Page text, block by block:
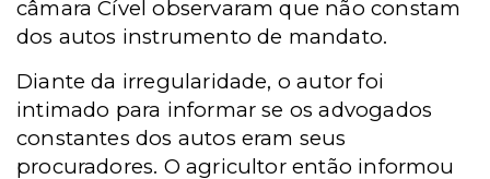
câmara Cível observaram que não constam
dos autos instrumento de mandato.
Diante da irregularidade, o autor foi
intimado para informar se os advogados
constantes dos autos eram seus
procuradores. O agricultor então informou